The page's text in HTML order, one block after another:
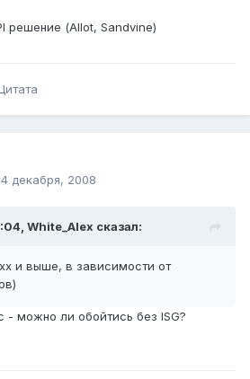
решение (Allot, Sandvine)
декабря, 2008
White_Alex сказал:
и выше, в зависимости от
- можно ли обойтись без ISG?